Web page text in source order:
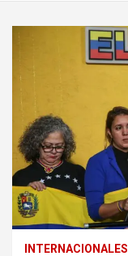
INTERNACIONALES